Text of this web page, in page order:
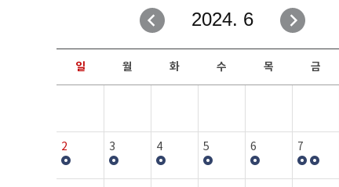
창업지원·교육센터
현장실습/IPP사업단
커뮤니티
일정안내
보도자료
행사갤러리
2024. 6
일 월 화 수 목 금
2 3 4 5 6 7